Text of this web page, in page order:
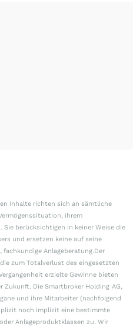
Inhalte richten sich an sämtliche
ihrem
Sie berücksichtigen in keiner Weise die
und ersetzen keine auf seine
Anlageberatung.Der
zum Totalverlust des eingesetzten
erzielte Gewinne bieten
Zukunft. Die Smartbroker Holding AG,
und ihre Mitarbeiter (nachfolgend
noch implizit eine bestimmte
Anlageproduktklassen zu. Wir